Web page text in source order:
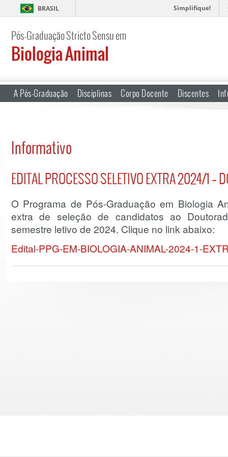
BRASIL Simplifique!
Pós-Graduação Stricto Sensu em
Biologia Animal
A Pós-Graduação Disciplinas Corpo Docente Discentes
Informativo
EDITAL PROCESSO SELETIVO EXTRA 2024/1 –
O Programa de Pós-Graduação em Biologia
extra de seleção de candidatos ao
semestre letivo de 2024. Clique no link abaixo:
Edital-PPG-EM-BIOLOGIA-ANIMAL-2024-1-